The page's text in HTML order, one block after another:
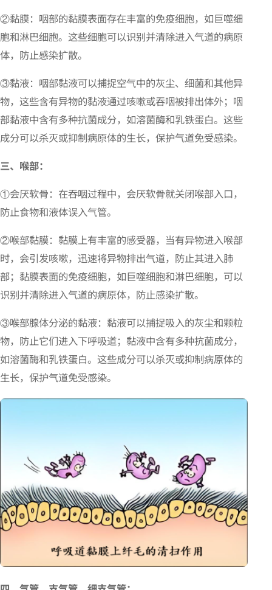
②黏膜：咽部的黏膜表面存在丰富的免疫细胞，如巨噬细
胞和淋巴细胞。这些细胞可以识别并清除进入气道的病原
体，防止感染扩散。
③黏液：咽部黏液可以捕捉空气中的灰尘、细菌和其他异
物，这些含有异物的黏液通过咳嗽或吞咽被排出体外；咽
部黏液中含有多种抗菌成分，如溶菌酶和乳铁蛋白。这些
成分可以杀灭或抑制病原体的生长，保护气道免受感染。
三、喉部：
①会厌软骨：在吞咽过程中，会厌软骨就关闭喉部入口，
防止食物和液体误入气管。
②喉部黏膜：黏膜上有丰富的感受器，当有异物进入喉部
时，会引发咳嗽，迅速将异物排出气道，防止其进入肺
部；黏膜表面的免疫细胞，如巨噬细胞和淋巴细胞，可以
识别并清除进入气道的病原体，防止感染扩散。
③喉部腺体分泌的黏液：黏液可以捕捉吸入的灰尘和颗粒
物，防止它们进入下呼吸道；黏液中含有多种抗菌成分，
如溶菌酶和乳铁蛋白。这些成分可以杀灭或抑制病原体的
生长，保护气道免受感染。